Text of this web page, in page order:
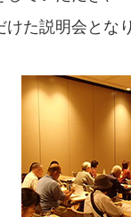
た説明会とな